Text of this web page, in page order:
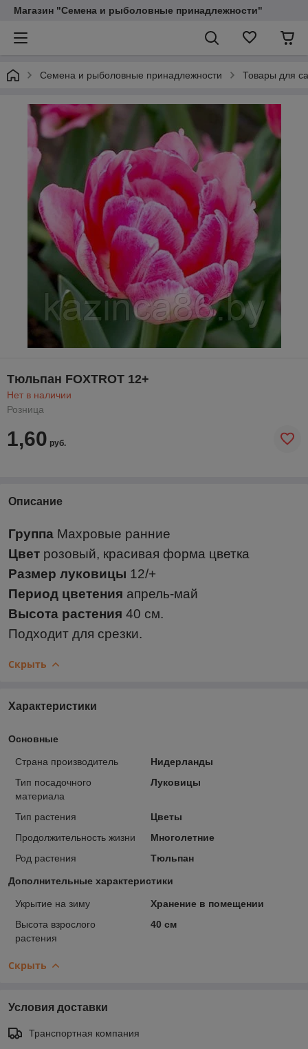
Магазин "Семена и рыболовные принадлежности"
Семена и рыболовные принадлежности Товары для
Тюльпан FOXTROT 12+
Нет в наличии
Розница
1,60 руб.
Описание
Группа Махровые ранние
Цвет розовый, красивая форма цветка
Размер луковицы 12/+
Период цветения апрель-май
Высота растения 40 см.
Подходит для срезки.
Скрыть
Характеристики
Основные
Страна производитель
Нидерланды
Тип посадочного
материала
Луковицы
Тип растения
Цветы
Продолжительность жизни
Многолетние
Род растения
Тюльпан
Дополнительные характеристики
Укрытие на зиму
Хранение в помещении
Высота взрослого
растения
40 см
Скрыть
Условия доставки
Транспортная компания